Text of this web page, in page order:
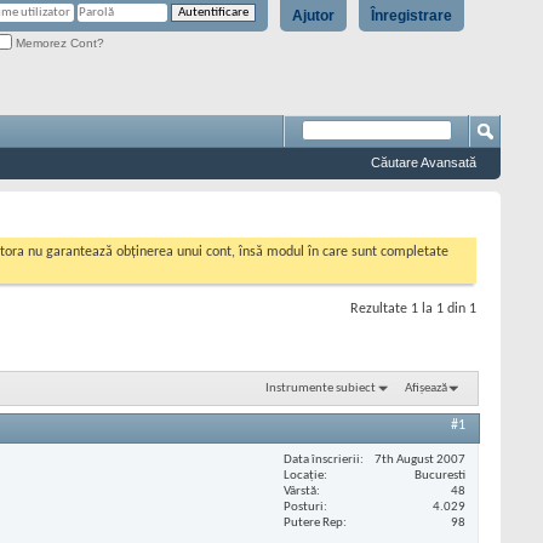
Înregistrare
Ajutor
Memorez Cont?
Căutare Avansată
nu garantează obținerea unui cont, însă modul în care sunt completate
Rezultate 1 la 1 din 1
Instrumente subiect Afișează
#1
Data înscrierii
7th August 2007
Locaţie
Bucuresti
Vârstă
48
Posturi
4.029
Putere Rep
98